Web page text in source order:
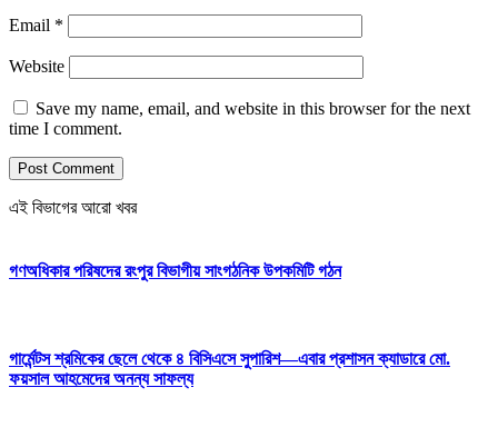
Email *
Website
Save my name, email, and website in this browser for the next
time I comment.
এই বিভাগের আরো খবর
গণঅধিকার পরিষদের রংপুর বিভাগীয় সাংগঠনিক উপকমিটি গঠন
গার্মেন্টস শ্রমিকের ছেলে থেকে ৪ বিসিএসে সুপারিশ—এবার প্রশাসন ক্যাডারে মো.
ফয়সাল আহমেদের অনন্য সাফল্য